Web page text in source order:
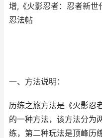
增,《火影忍者：忍者新
忍法帖
一、方法说明：
历练之旅方法是《火影忍
的一种方法，该方法分为
练，第二种玩法是顶峰历